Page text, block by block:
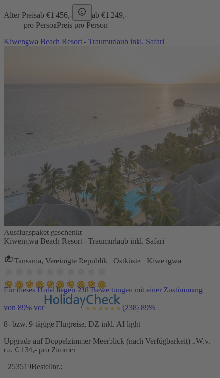
Alter Preisab €1.456,- ab €1.249,-
pro PersonPreis pro Person
Kiwengwa Beach Resort - Traumurlaub inkl. Safari
Ausflugspaket geschenkt
Kiwengwa Beach Resort - Traumurlaub inkl. Safari
Tansania, Vereinigte Republik - Ostküste - Kiwengwa
Für dieses Hotel liegen 238 Bewertungen mit einer Zustimmung
von 89% vor (238) 89%
8- bzw. 9-tägige Flugreise, DZ inkl. AI light
Upgrade auf Doppelzimmer Meerblick (nach Verfügbarkeit) i.W.v.
ca. € 134,- pro Zimmer
253519Bestellnr.: